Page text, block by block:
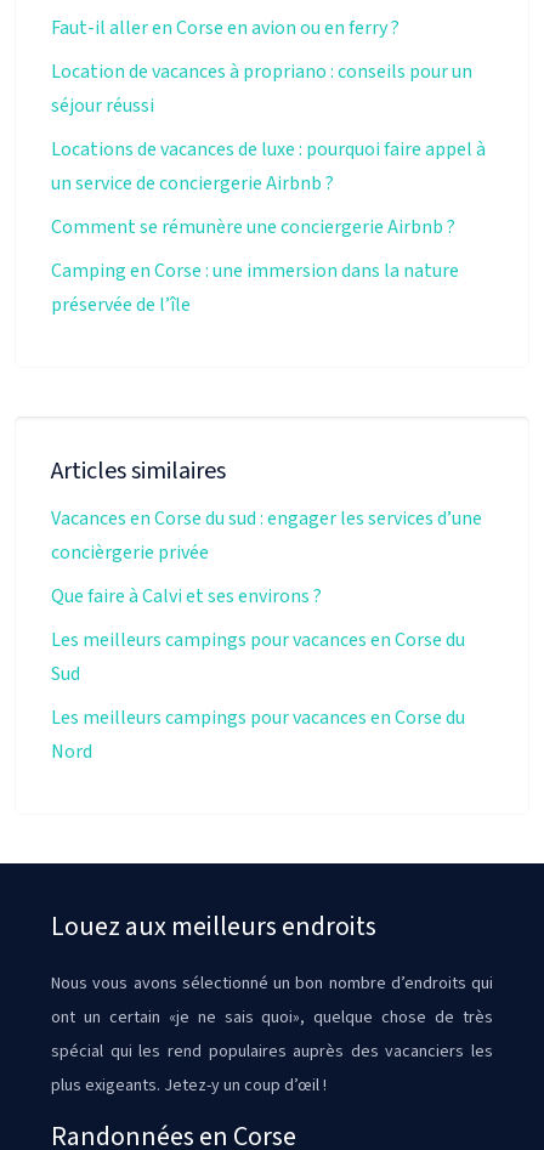
Faut-il aller en Corse en avion ou en ferry ?
Location de vacances à propriano : conseils pour un
séjour réussi
Locations de vacances de luxe : pourquoi faire appel à
un service de conciergerie Airbnb ?
Comment se rémunère une conciergerie Airbnb ?
Camping en Corse : une immersion dans la nature
préservée de l’île
Articles similaires
Vacances en Corse du sud : engager les services d’une
concièrgerie privée
Que faire à Calvi et ses environs ?
Les meilleurs campings pour vacances en Corse du
Sud
Les meilleurs campings pour vacances en Corse du
Nord
Louez aux meilleurs endroits
Nous vous avons sélectionné un bon nombre d’endroits qui
ont un certain «je ne sais quoi», quelque chose de très
spécial qui les rend populaires auprès des vacanciers les
plus exigeants. Jetez-y un coup d’œil !
Randonnées en Corse